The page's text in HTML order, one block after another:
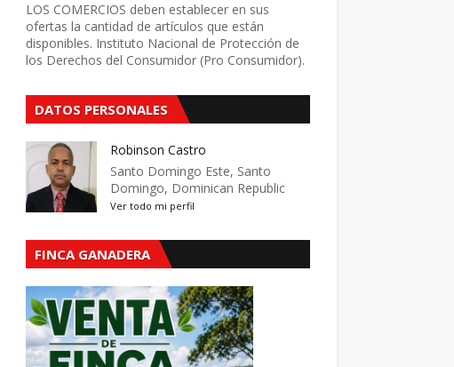
LOS COMERCIOS deben establecer en sus
ofertas la cantidad de artículos que están
disponibles. Instituto Nacional de Protección de
los Derechos del Consumidor (Pro Consumidor).
DATOS PERSONALES
Robinson Castro
Santo Domingo Este, Santo
Domingo, Dominican Republic
Ver todo mi perfil
FINCA GANADERA